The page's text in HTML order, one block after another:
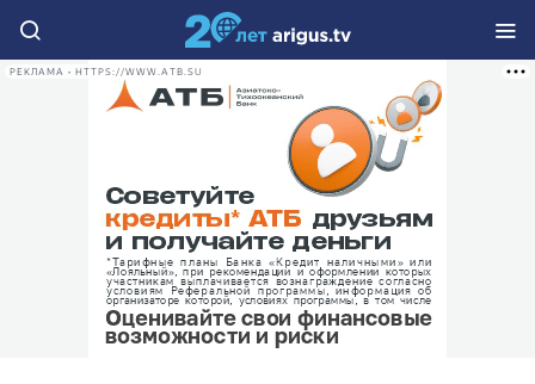
РЕКЛАМА • HTTPS://WWW.ATB.SU